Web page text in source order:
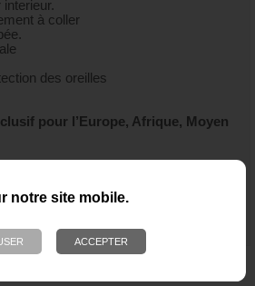
notre site mobile.
à coller
des oreilles
pour l’Europe, Afrique, Moyen